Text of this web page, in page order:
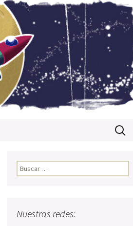
Buscar:
Buscar:
Nuestras redes: